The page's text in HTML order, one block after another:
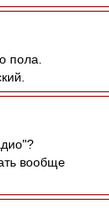
пола.
вообще